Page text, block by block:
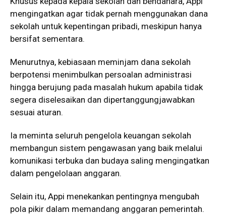
mengingatkan agar tidak pernah menggunakan dana
sekolah untuk kepentingan pribadi, meskipun hanya
bersifat sementara.
Menurutnya, kebiasaan meminjam dana sekolah
berpotensi menimbulkan persoalan administrasi
hingga berujung pada masalah hukum apabila tidak
segera diselesaikan dan dipertanggungjawabkan
sesuai aturan.
Ia meminta seluruh pengelola keuangan sekolah
membangun sistem pengawasan yang baik melalui
komunikasi terbuka dan budaya saling mengingatkan
dalam pengelolaan anggaran.
Selain itu, Appi menekankan pentingnya mengubah
pola pikir dalam memandang anggaran pemerintah.